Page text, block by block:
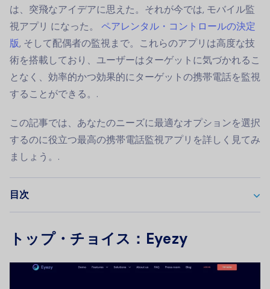
は、突飛なアイデアに思えた。それが今では, モバイル監
視アプリ になった。 ペアレンタル・コントロールの決定
版, そして配偶者の監視まで。これらのアプリは高度な技
術を搭載しており、ユーザーはターゲットに気づかれるこ
となく、効率的かつ効果的にターゲットの携帯電話を監視
することができる。.
この記事では、あなたのニーズに最適なオプションを選択
するのに役立つ最高の携帯電話監視アプリを詳しく見てみ
ましょう。.
目次
トップ・チョイス：Eyezy